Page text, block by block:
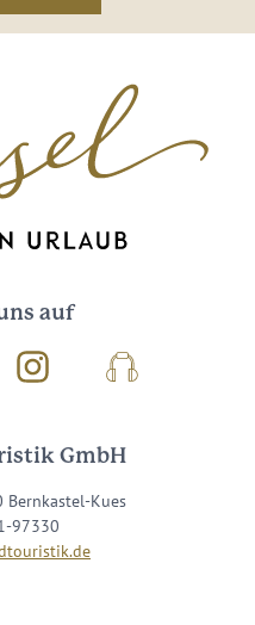
auf
InstagramPodcast
GmbH
Kues
97330